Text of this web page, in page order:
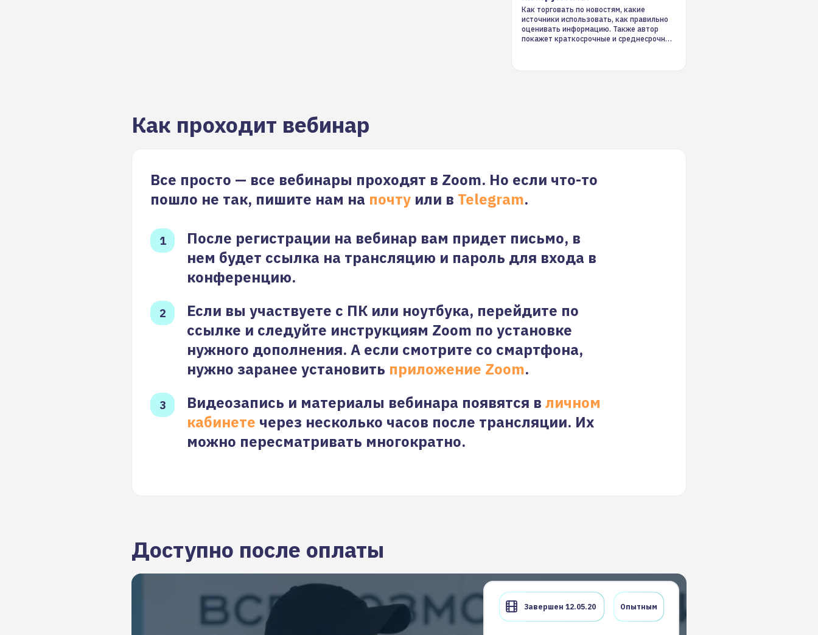
Как торговать по новостям, какие
источники использовать, как правильно
оценивать информацию. Также автор
покажет краткосрочные и среднесрочные
Как проходит вебинар
Все просто — все вебинары проходят в Zoom. Но если что-то
пошло не так, пишите нам на почту или в Telegram.
После регистрации на вебинар вам придет письмо, в
нем будет ссылка на трансляцию и пароль для входа в
конференцию.
Если вы участвуете с ПК или ноутбука, перейдите по
ссылке и следуйте инструкциям Zoom по установке
нужного дополнения. А если смотрите со смартфона,
нужно заранее установить приложение Zoom.
Видеозапись и материалы вебинара появятся в личном
кабинете через несколько часов после трансляции. Их
можно пересматривать многократно.
Доступно после оплаты
Завершен 12.05.20 Опытным